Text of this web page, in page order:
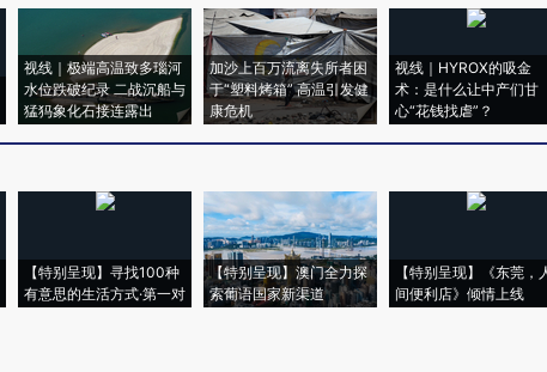
视线｜极端高温致多瑙河
水位跌破纪录 二战沉船与
猛犸象化石接连露出
加沙上百万流离失所者困
于“塑料烤箱” 高温引发健
康危机
视线｜HYROX的吸金
术：是什么让中产们甘
心“花钱找虐”？
【特别呈现】寻找100种
有意思的生活方式·第一对
【特别呈现】澳门全力探
索葡语国家新渠道
【特别呈现】《东莞，
间便利店》倾情上线